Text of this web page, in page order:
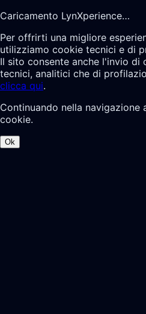
Caricamento LynXperience…
Per offrirti una migliore
utilizziamo cookie tecnici e di
Il sito consente anche l'invio di
tecnici, analitici che di
clicca qui.
Continuando nella navigazione
cookie.
Ok